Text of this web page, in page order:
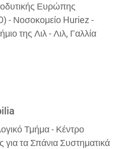
Ευρώπης
- Νοσοκομείο Huriez -
της Λιλ - Λιλ, Γαλλία
Τμήμα - Κέντρο
τα Σπάνια Συστηματικά